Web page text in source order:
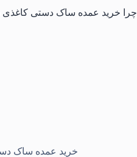
چرا خرید عمده ساک دستی کاغذی
خرید عمده ساک